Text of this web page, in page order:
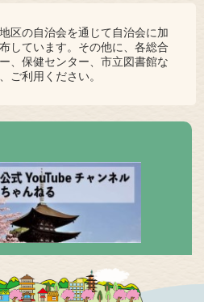
区の自治会を通じて自治会に加
しています。その他に、各総合
、保健センター、市立図書館な
ご利用ください。